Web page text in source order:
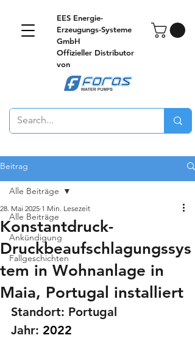
EES Energie-
Erzeugungs-Systeme
GmbH
Offizieller Distributor
von
Beitrag
Alle Beiträge
Ankündigung
Fallgeschichten
Alle Beiträge
Konstantdruck-
Druckbeaufschlagungssys
tem in Wohnanlage in
Maia, Portugal installiert
28. Mai 2025 1 Min. Lesezeit
Standort: Portugal
Jahr: 2022